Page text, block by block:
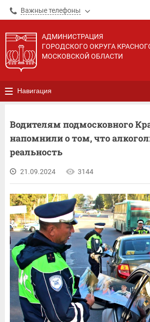
Важные телефоны
АДМИНИСТРАЦИЯ
ГОРОДСКОГО ОКРУГА
МОСКОВСКОЙ ОБЛАСТИ
Навигация
Водителям подмосковного
напомнили о том, что
реальность
21.09.2024 3144